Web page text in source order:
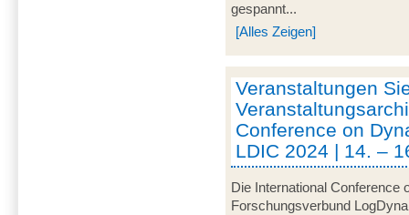
gespannt...
[Alles Zeigen]
Veranstaltungen
Conference on
LDIC 2024 | 14. –
Die International
Forschungsverbund